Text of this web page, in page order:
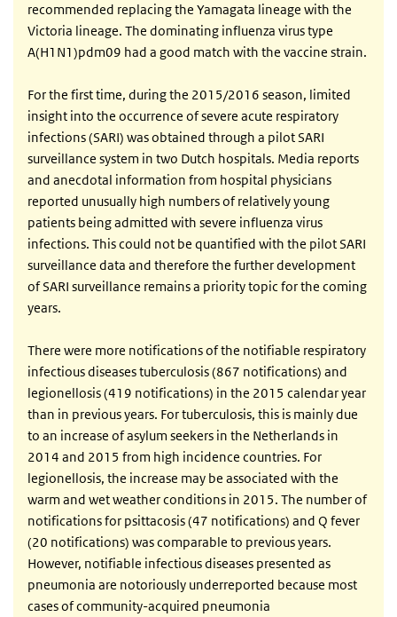
recommended replacing the Yamagata lineage with the
Victoria lineage. The dominating influenza virus type
A(H1N1)pdm09 had a good match with the vaccine strain.
For the first time, during the 2015/2016 season, limited
insight into the occurrence of severe acute respiratory
infections (SARI) was obtained through a pilot SARI
surveillance system in two Dutch hospitals. Media reports
and anecdotal information from hospital physicians
reported unusually high numbers of relatively young
patients being admitted with severe influenza virus
infections. This could not be quantified with the pilot SARI
surveillance data and therefore the further development
of SARI surveillance remains a priority topic for the coming
years.
There were more notifications of the notifiable respiratory
infectious diseases tuberculosis (867 notifications) and
legionellosis (419 notifications) in the 2015 calendar year
than in previous years. For tuberculosis, this is mainly due
to an increase of asylum seekers in the Netherlands in
2014 and 2015 from high incidence countries. For
legionellosis, the increase may be associated with the
warm and wet weather conditions in 2015. The number of
notifications for psittacosis (47 notifications) and Q fever
(20 notifications) was comparable to previous years.
However, notifiable infectious diseases presented as
pneumonia are notoriously underreported because most
cases of community-acquired pneumonia